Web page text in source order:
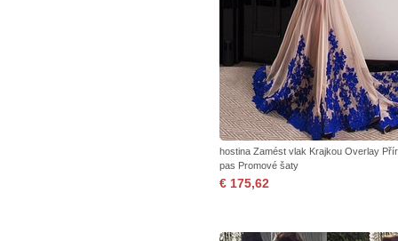
hostina Zamést vlak Krajkou Overlay
pas Promové šaty
€ 175,62